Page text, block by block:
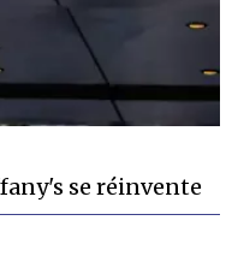
se réinvente